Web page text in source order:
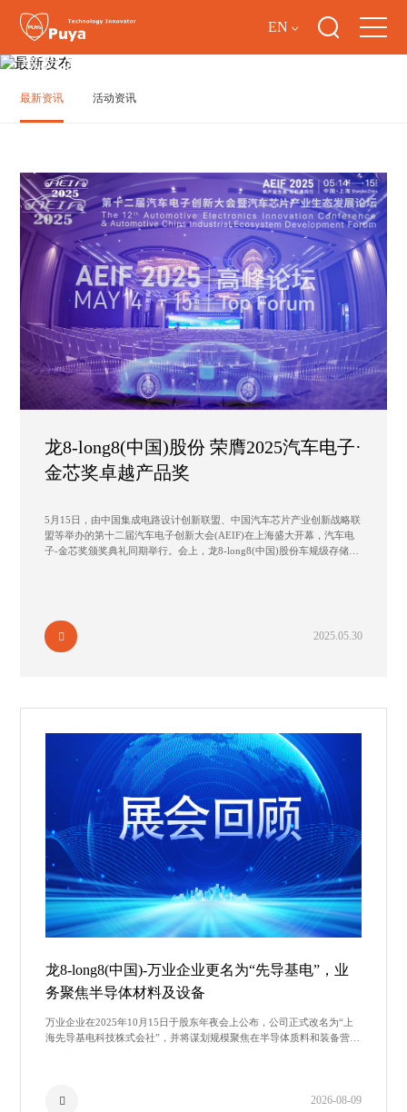
EN
最新发布
最新资讯 活动资讯
龙8-long8(中国)股份 荣膺2025汽车电子·
金芯奖卓越产品奖
5月15日，由中国集成电路设计创新联盟、中国汽车芯片产业创新战略联
盟等举办的第十二届汽车电子创新大会(AEIF)在上海盛大开幕，汽车电
子-金芯奖颁奖典礼同期举行。会上，龙8-long8(中国)股份车规级存储器
2025.05.30
龙8-long8(中国)-万业企业更名为“先导基电”，业
务聚焦半导体材料及设备
万业企业在2025年10月15日于股东年夜会上公布，公司正式改名为“上
海先导基电科技株式会社”，并将谋划规模聚焦在半导体质料和装备营
2026-08-09